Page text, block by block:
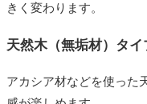
きく変わります。
天然木（無垢材）タイ
アカシア材などを使った